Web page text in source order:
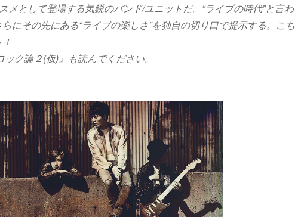
メとして登場する気鋭のバンド/ユニットだ。“ライブの時代”と言わ
にその先にある“ライブの楽しさ”を独自の切り口で提示する。こち
ク論２(仮)』も読んでください。